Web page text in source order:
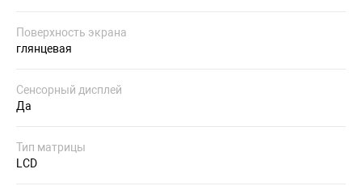
Поверхность экрана
глянцевая
Сенсорный дисплей
Да
Тип матрицы
LCD